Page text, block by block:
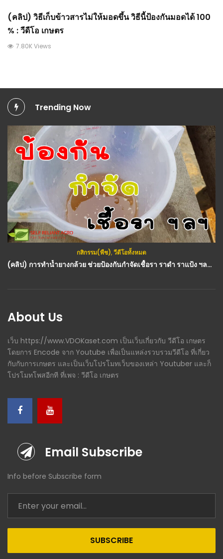
(คลิป) วิธีเก็บข้าวสารไม่ให้มอดขึ้น วิธีนี้ป้องกันมอดได้ 100
% : วีดีโอ เกษตร
7.80K Views
Trending Now
กสิกรรม(พืช),วีดีโอทั้งหมด
(คลิป) การทำน้ำยางกล้วย ช่วยป้องกันกำจัดเชื้อรา ราดำ ราแป้ง ฯลฯ : วีดีโอ เกษตร
About Us
เว็บ https://www.VDOKaset.com เป็นเว็บเกี่ยวกับ วีดีโอ เกษตร
โดยการ Encode จาก Youtube เพื่อเป็นแหล่งรวบรวมวีดีโอ ที่เกี่ยว
กับกับการเกษตร และเป็นเว็บโปรโมทเว็บของเหล่า Youtuber และก็
โปรโมทโพสอีกที ที่เพจ : วีดีโอ เกษตร
Email Subscribe
Info before Subscribe form
SUBSCRIBE